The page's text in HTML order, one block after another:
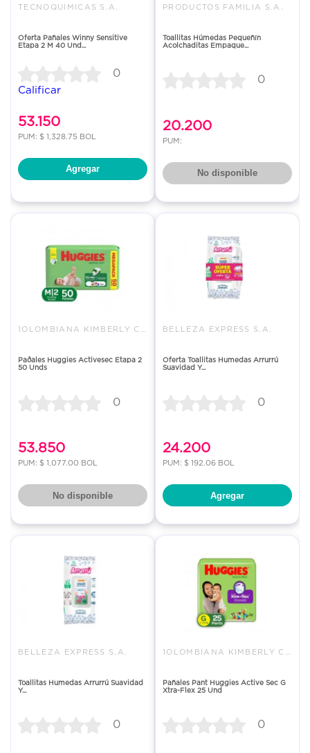
TECNOQUIMICAS S.A.
Oferta Pañales Winny Sensitive
Etapa 2 M 40 Und...
0
Calificar
53.150
PUM: $ 1,328.75 BOL
Agregar
PRODUCTOS FAMILIA S.A.
Toallitas Húmedas Pequeñín
Acolchaditas Empaque...
0
20.200
PUM:
No disponible
Paðales Huggies Activesec Etapa 2
50 Unds
0
53.850
PUM: $ 1,077.00 BOL
No disponible
BELLEZA EXPRESS S.A.
Oferta Toallitas Humedas Arrurrú
Suavidad Y...
0
24.200
PUM: $ 192.06 BOL
Agregar
BELLEZA EXPRESS S.A.
Toallitas Humedas Arrurrú Suavidad
Y...
0
Pañales Pant Huggies Active Sec G
Xtra-Flex 25 Und
0